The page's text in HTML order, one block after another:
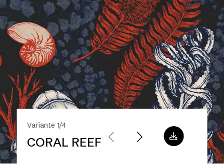
Variante 1/4
CORAL REEF